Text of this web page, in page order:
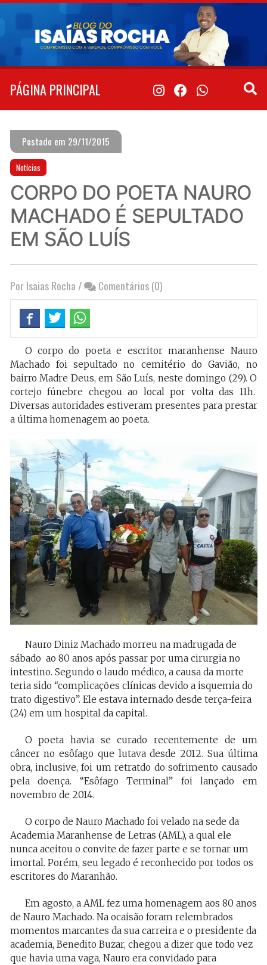
Pular
conteúdo
PÁGINA PRINCIPAL
Postado em 29/11/2015
Notícias
CORPO DO POETA NAURO
MACHADO É SEPULTADO
EM SÃO LUÍS
Por Isaias Rocha / Comentários (0)
O corpo do poeta e escritor maranhense Nauro
Machado foi sepultado no cemitério do Gavião, no
bairro Madre Deus, em São Luís, neste domingo (29). O
cortejo fúnebre chegou ao local por volta das 11h.
Diversas autoridades estiveram presentes para prestar
a última homenagem ao poeta.
Nauro Diniz Machado morreu na madrugada de
sábado ao 80 anos após passar por uma cirurgia no
intestino. Segundo o laudo médico, a causa da morte
teria sido “complicações clínicas devido a isquemia do
trato digestivo”. Ele estava internado desde terça-feira
(24) em um hospital da capital.
O poeta havia se curado recentemente de um
câncer no esôfago que lutava desde 2012. Sua última
obra, inclusive, foi um retratdo do sofrimento causado
pela doença. “Esôfago Terminal” foi lançado em
novembro de 2014.
O corpo de Nauro Machado foi velado na sede da
Academia Maranhense de Letras (AML), a qual ele
nunca aceitou o convite de fazer parte e se tornar um
imortal. Porém, seu legado é reconhecido por todos os
escritores do Maranhão.
Em agosto, a AML fez uma homenagem aos 80 anos
de Nauro Machado. Na ocaisão foram relembrados
momentos marcantes da sua carreira e o presidente da
academia, Benedito Buzar, chegou a dizer que todo vez
que havia uma vaga, Nauro era convidado para